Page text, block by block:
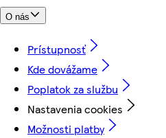
O nás
Prístupnosť
Kde dovážame
Poplatok za službu
Nastavenia cookies
Možnosti platby